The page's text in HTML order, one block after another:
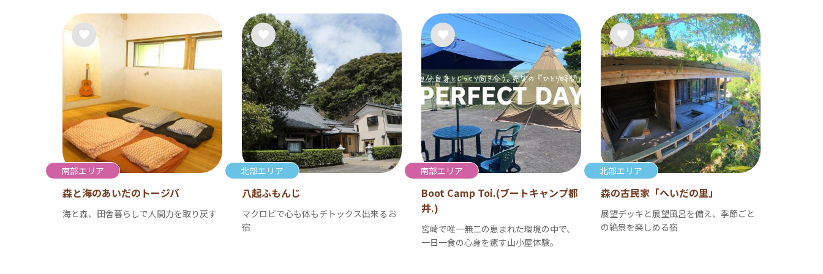
南部エリア
森と海のあいだのトージバ
海と森、田舎暮らしで人間力を取り戻す
北部エリア
八起ふもんじ
マクロビで心も体もデトックス出来るお
宿
南部エリア
Boot Camp Toi.(ブートキャンプ都
井.)
宮崎で唯一無二の恵まれた環境の中で、
一日一食の心身を癒す山小屋体験。
北部エリア
森の古民家「へいだの里」
展望デッキと展望風呂を備え、季節ごと
の絶景を楽しめる宿